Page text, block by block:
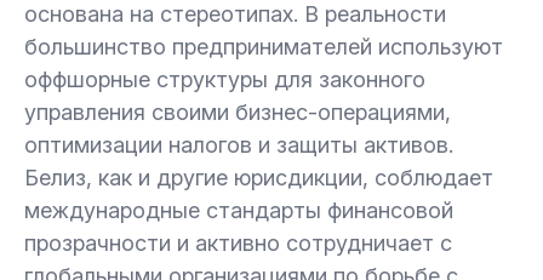
основана на стереотипах. В реальности
большинство предпринимателей используют
оффшорные структуры для законного
управления своими бизнес-операциями,
оптимизации налогов и защиты активов.
Белиз, как и другие юрисдикции, соблюдает
международные стандарты финансовой
прозрачности и активно сотрудничает с